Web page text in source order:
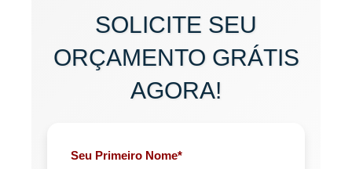
SOLICITE SEU
ORÇAMENTO GRÁTIS
AGORA!
Seu Primeiro Nome*